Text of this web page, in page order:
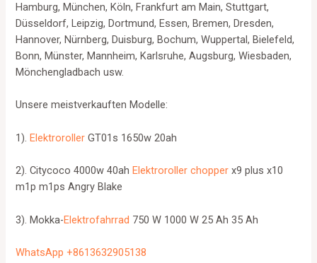
Hamburg, München, Köln, Frankfurt am Main, Stuttgart,
Düsseldorf, Leipzig, Dortmund, Essen, Bremen, Dresden,
Hannover, Nürnberg, Duisburg, Bochum, Wuppertal, Bielefeld,
Bonn, Münster, Mannheim, Karlsruhe, Augsburg, Wiesbaden,
Mönchengladbach usw.
Unsere meistverkauften Modelle:
1).Elektroroller GT01s 1650w 20ah
2). Citycoco 4000w 40ahElektroroller chopper x9 plus x10
m1p m1ps Angry Blake
3). Mokka-Elektrofahrrad 750 W 1000 W 25 Ah 35 Ah
WhatsApp +8613632905138